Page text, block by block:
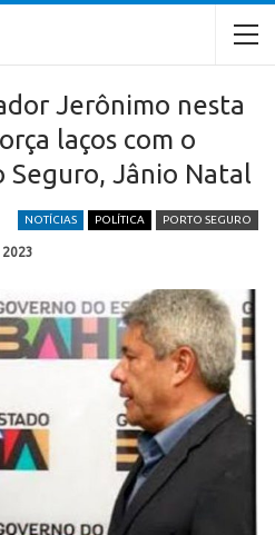
Jerônimo nesta
laços com o
Jânio Natal
NOTÍCIAS POLÍTICA PORTO SEGURO